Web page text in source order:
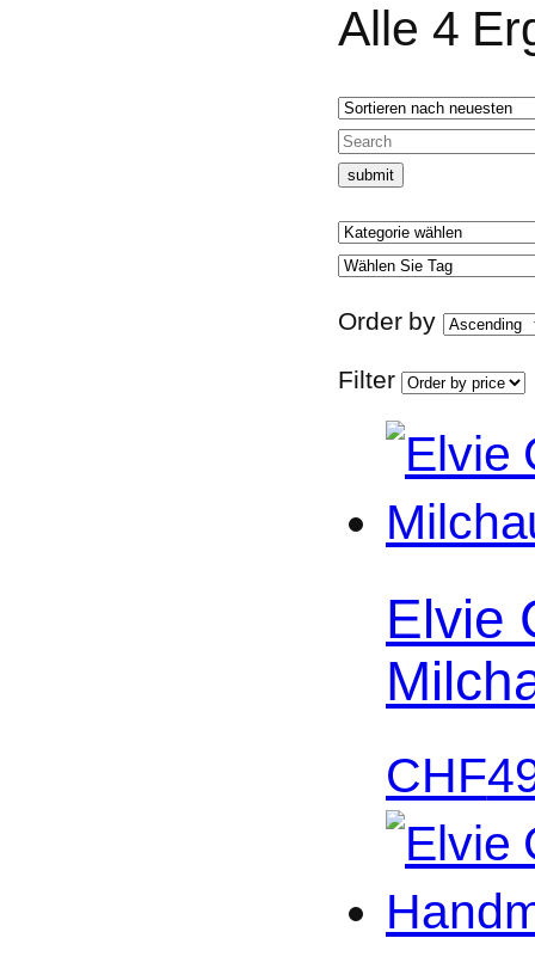
Alle 4
Order by
Filter
Elvie
CHF